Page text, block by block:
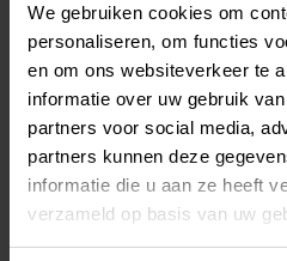
We gebruiken cookies om
personaliseren, om functies
en om ons websiteverkeer te
informatie over uw gebruik
partners voor social media,
partners kunnen deze
informatie die u aan ze heeft
verzameld op basis van uw
natuurgetrouwe en dynamische
Supremo is de perfecte basis
interieur. Vanwege de
plezier hebben van deze
uit de Supremo serie zijn:
Grey, Dark Grey, Smokey en
Handige tips: